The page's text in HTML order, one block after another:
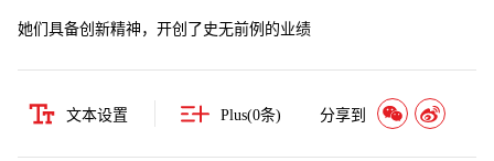
她们具备创新精神，开创了史无前例的业绩
文本设置 Plus(0条) 分享到